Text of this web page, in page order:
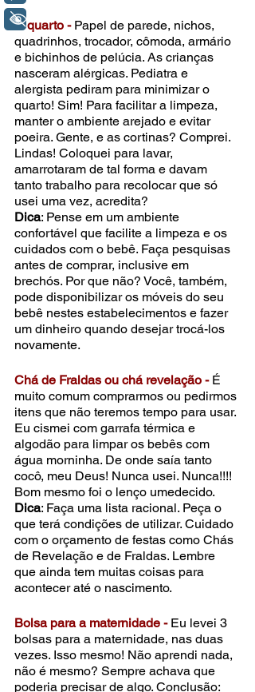
O quarto - Papel de parede, nichos,
quadrinhos, trocador, cômoda, armário
e bichinhos de pelúcia. As crianças
nasceram alérgicas. Pediatra e
alergista pediram para minimizar o
quarto! Sim! Para facilitar a limpeza,
manter o ambiente arejado e evitar
poeira. Gente, e as cortinas? Comprei.
Lindas! Coloquei para lavar,
amarrotaram de tal forma e davam
tanto trabalho para recolocar que só
usei uma vez, acredita?
Dica: Pense em um ambiente
confortável que facilite a limpeza e os
cuidados com o bebê. Faça pesquisas
antes de comprar, inclusive em
brechós. Por que não? Você, também,
pode disponibilizar os móveis do seu
bebê nestes estabelecimentos e fazer
um dinheiro quando desejar trocá-los
novamente.
Chá de Fraldas ou chá revelação - É
muito comum comprarmos ou pedirmos
itens que não teremos tempo para usar.
Eu cismei com garrafa térmica e
algodão para limpar os bebês com
água morninha. De onde saía tanto
cocô, meu Deus! Nunca usei. Nunca!!!!
Bom mesmo foi o lenço umedecido.
Dica: Faça uma lista racional. Peça o
que terá condições de utilizar. Cuidado
com o orçamento de festas como Chás
de Revelação e de Fraldas. Lembre
que ainda tem muitas coisas para
acontecer até o nascimento.
Bolsa para a maternidade - Eu levei 3
bolsas para a maternidade, nas duas
vezes. Isso mesmo! Não aprendi nada,
não é mesmo? Sempre achava que
poderia precisar de algo. Conclusão:
+ Acessibilidade